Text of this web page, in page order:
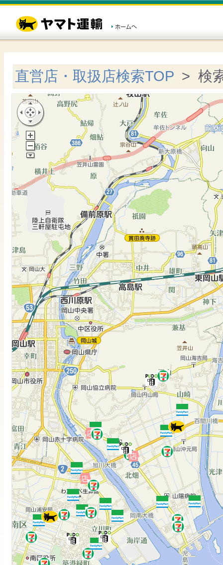
直営店・取扱店検索TOP > 検